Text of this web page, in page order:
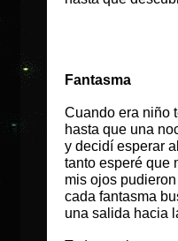
Fantasma
Cuando era niño
hasta que una
y decidí esperar
tanto esperé que
mis ojos
cada fantasma
una salida hacia